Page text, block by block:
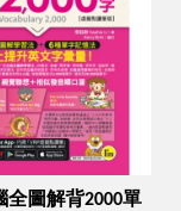
全圖解背2000單